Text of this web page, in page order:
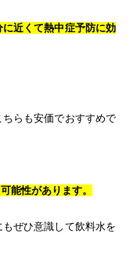
近くて熱中症予防に効
らも安価でおすすめで
能性があります。
ぜひ意識して飲料水を